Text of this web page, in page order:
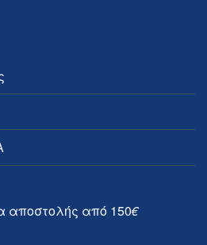
αποστολής από 150€